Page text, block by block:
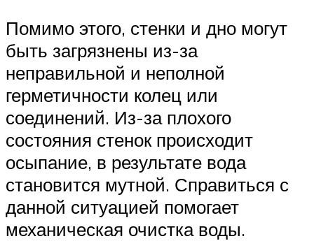
Помимо этого, стенки и дно могут
быть загрязнены из-за
неправильной и неполной
герметичности колец или
соединений. Из-за плохого
состояния стенок происходит
осыпание, в результате вода
становится мутной. Справиться с
данной ситуацией помогает
механическая очистка воды.